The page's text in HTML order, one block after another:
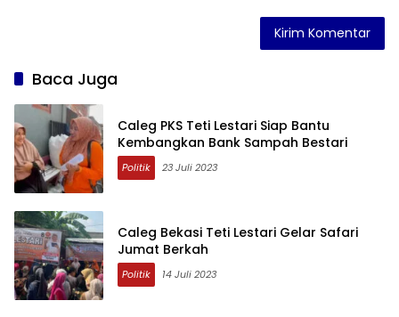
Baca Juga
Caleg PKS Teti Lestari Siap Bantu
Kembangkan Bank Sampah Bestari
Politik 23 Juli 2023
Caleg Bekasi Teti Lestari Gelar Safari
Jumat Berkah
Politik 14 Juli 2023